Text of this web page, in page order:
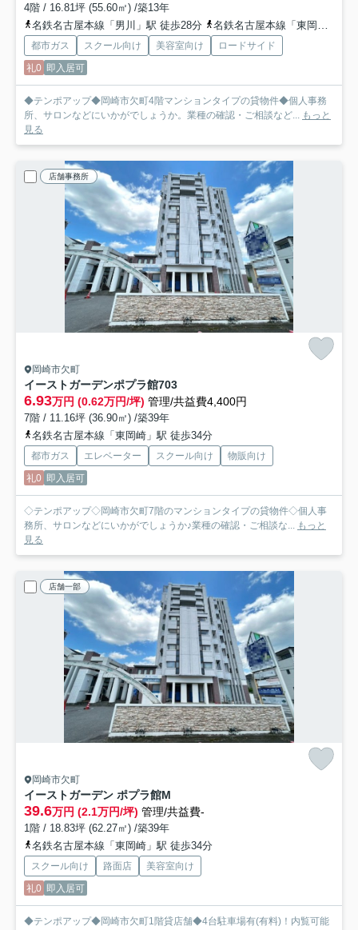
4階 / 16.81坪 (55.60㎡) /築13年
名鉄名古屋本線「男川」駅 徒歩28分
名鉄名古屋本線「東岡崎」駅 徒歩36分
都市ガス スクール向け 美容室向け
ロードサイド
礼0 即入居可
◆テンポアップ◆岡崎市欠町4階マンションタイプの貸物件◆個人事務
所、サロンなどにいかがでしょうか。業種の確認・ご相談など... もっと
見る
店舗事務所
岡崎市欠町
イーストガーデンポプラ館703
6.93万円 (0.62万円/坪) 管理/共益費4,400円
7階 / 11.16坪 (36.90㎡) /築39年
名鉄名古屋本線「東岡崎」駅 徒歩34分
都市ガス エレベーター スクール向け
物販向け
礼0 即入居可
◇テンポアップ◇岡崎市欠町7階のマンションタイプの貸物件◇個人事
務所、サロンなどにいかがでしょうか♪業種の確認・ご相談な... もっと
見る
店舗一部
岡崎市欠町
イーストガーデン ポプラ館M
39.6万円 (2.1万円/坪) 管理/共益費-
1階 / 18.83坪 (62.27㎡) /築39年
名鉄名古屋本線「東岡崎」駅 徒歩34分
スクール向け 路面店
美容室向け
礼0 即入居可
◆テンポアップ◆岡崎市欠町1階貸店舗◆4台駐車場有(有料)！内覧可能